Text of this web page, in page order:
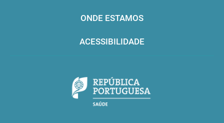
ONDE ESTAMOS
ACESSIBILIDADE